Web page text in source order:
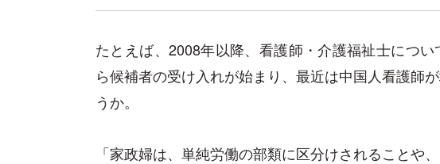
たとえば、2008年以降、看護師・介護福祉士につ
ら候補者の受け入れが始まり、最近は中国人看護師
うか。
「家政婦は、単純労働の部類に区分けされることや